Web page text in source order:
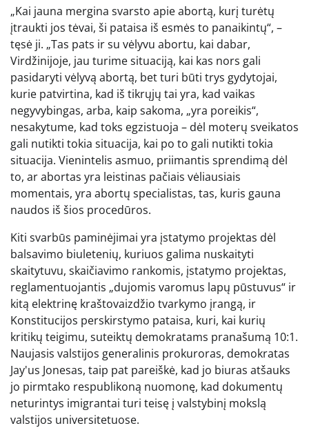
„Kai jauna mergina svarsto apie abortą, kurį turėtų
įtraukti jos tėvai, ši pataisa iš esmės to panaikintų“, –
tęsė ji. „Tas pats ir su vėlyvu abortu, kai dabar,
Virdžinijoje, jau turime situaciją, kai kas nors gali
pasidaryti vėlyvą abortą, bet turi būti trys gydytojai,
kurie patvirtina, kad iš tikrųjų tai yra, kad vaikas
negyvybingas, arba, kaip sakoma, „yra poreikis“,
nesakytume, kad toks egzistuoja – dėl moterų sveikatos
gali nutikti tokia situacija, kai po to gali nutikti tokia
situacija. Vienintelis asmuo, priimantis sprendimą dėl
to, ar abortas yra leistinas pačiais vėliausiais
momentais, yra abortų specialistas, tas, kuris gauna
naudos iš šios procedūros.
Kiti svarbūs paminėjimai yra įstatymo projektas dėl
balsavimo biuletenių, kuriuos galima nuskaityti
skaitytuvu, skaičiavimo rankomis, įstatymo projektas,
reglamentuojantis „dujomis varomus lapų pūstuvus“ ir
kitą elektrinę kraštovaizdžio tvarkymo įrangą, ir
Konstitucijos perskirstymo pataisa, kuri, kai kurių
kritikų teigimu, suteiktų demokratams pranašumą 10:1.
Naujasis valstijos generalinis prokuroras, demokratas
Jay'us Jonesas, taip pat pareiškė, kad jo biuras atšauks
jo pirmtako respublikoną nuomonę, kad dokumentų
neturintys imigrantai turi teisę į valstybinį mokslą
valstijos universitetuose.